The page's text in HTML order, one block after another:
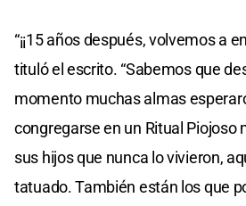
“¡¡15 años después, volvemos a
tituló el escrito. “Sabemos que
momento muchas almas
congregarse en un Ritual Piojoso
sus hijos que nunca lo vivieron,
tatuado. También están los que